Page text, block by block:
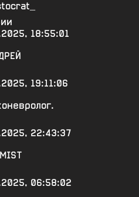
18:55:01
19:11:06
22:43:37
06:58:02